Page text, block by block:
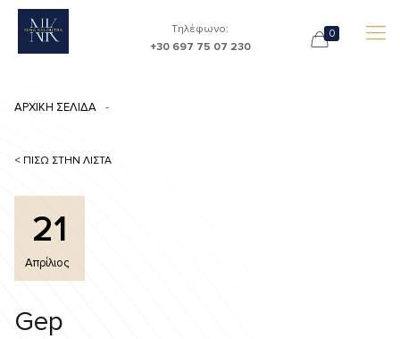
Τηλέφωνο:
+30 697 75 07 230
0
ΑΡΧΙΚΗ ΣΕΛΙΔΑ
< ΠΙΣΩ ΣΤΗΝ ΛΙΣΤΑ
21
Απρίλιος
Gep